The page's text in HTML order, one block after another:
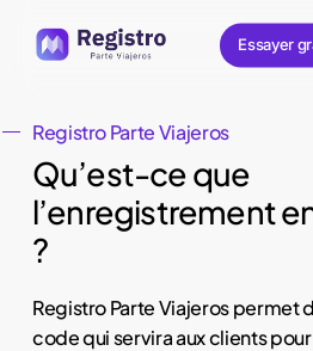
content
Essayer
Registro Parte Viajeros
Qu’est-ce que
l’enregistrement
?
Registro Parte Viajeros permet
code qui servira aux clients